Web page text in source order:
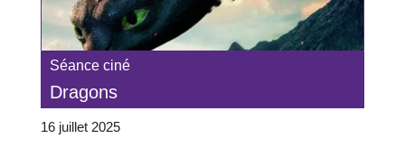
Séance ciné
Dragons
16 juillet 2025